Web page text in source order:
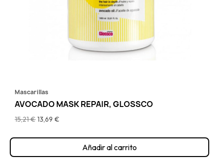
Mascarillas
AVOCADO MASK REPAIR, GLOSSCO
15,21 €13,69 €
Añadir al carrito